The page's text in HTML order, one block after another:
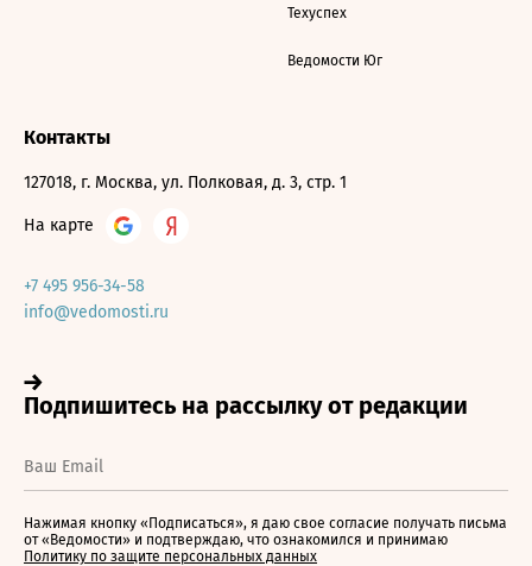
Техуспех
Ведомости Юг
Контакты
127018, г. Москва, ул. Полковая, д. 3, стр. 1
На карте
+7 495 956-34-58
info@vedomosti.ru
Нажимая кнопку «Подписаться», я даю свое согласие получать письма
от «Ведомости» и подтверждаю, что ознакомился и принимаю
Политику по защите персональных данных